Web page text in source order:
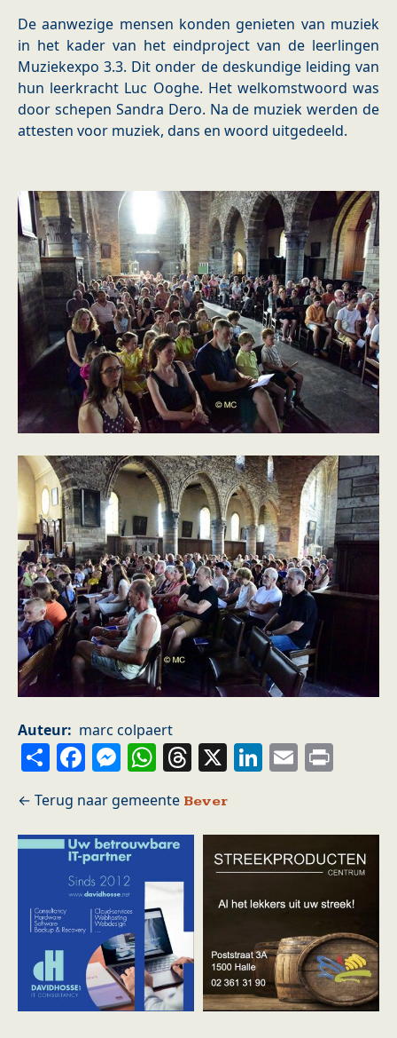
De aanwezige mensen konden genieten van muziek
in het kader van het eindproject van de leerlingen
Muziekexpo 3.3. Dit onder de deskundige leiding van
hun leerkracht Luc Ooghe. Het welkomstwoord was
door schepen Sandra Dero. Na de muziek werden de
attesten voor muziek, dans en woord uitgedeeld.
Auteur marc colpaert
ShareFacebook
Messenger
WhatsApp
Threads
X LinkedIn
Email
Bever